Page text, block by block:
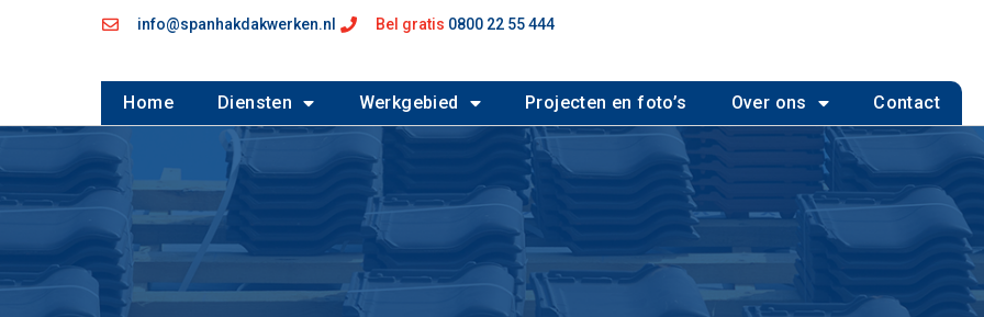
info@spanhakdakwerken.nl Bel gratis 0800 22 55 444
Home Diensten Werkgebied Projecten en foto’s Over ons Contact